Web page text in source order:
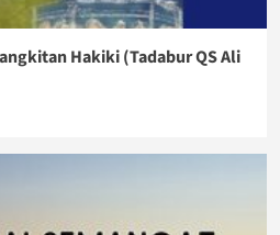
Hakiki (Tadabur QS Ali